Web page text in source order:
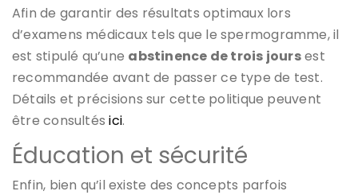
Afin de garantir des résultats optimaux lors
d’examens médicaux tels que le spermogramme, il
est stipulé qu’une abstinence de trois joursest
recommandée avant de passer ce type de test.
Détails et précisions sur cette politique peuvent
être consultésici.
Éducation et sécurité
Enfin, bien qu’il existe des concepts parfois